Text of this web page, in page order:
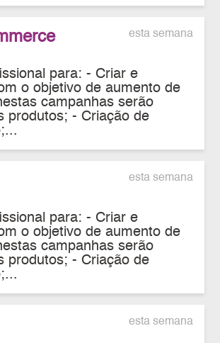
esta semana
para: - Criar e
o objetivo de aumento de
campanhas serão
produtos; - Criação de
esta semana
para: - Criar e
o objetivo de aumento de
campanhas serão
produtos; - Criação de
esta semana